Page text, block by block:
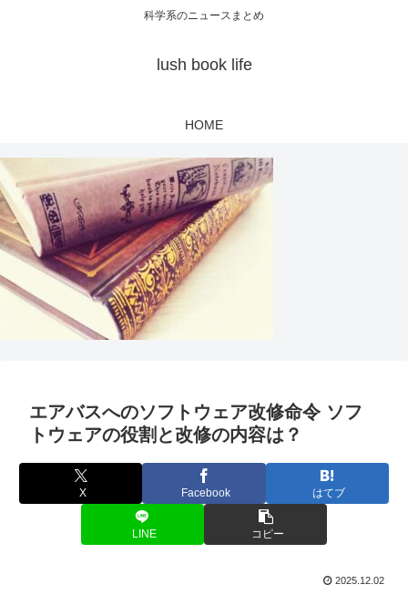
科学系のニュースまとめ
lush book life
HOME
エアバスへのソフトウェア改修命令 ソフ
トウェアの役割と改修の内容は？
X Facebook はてブ
LINE コピー
2025.12.02